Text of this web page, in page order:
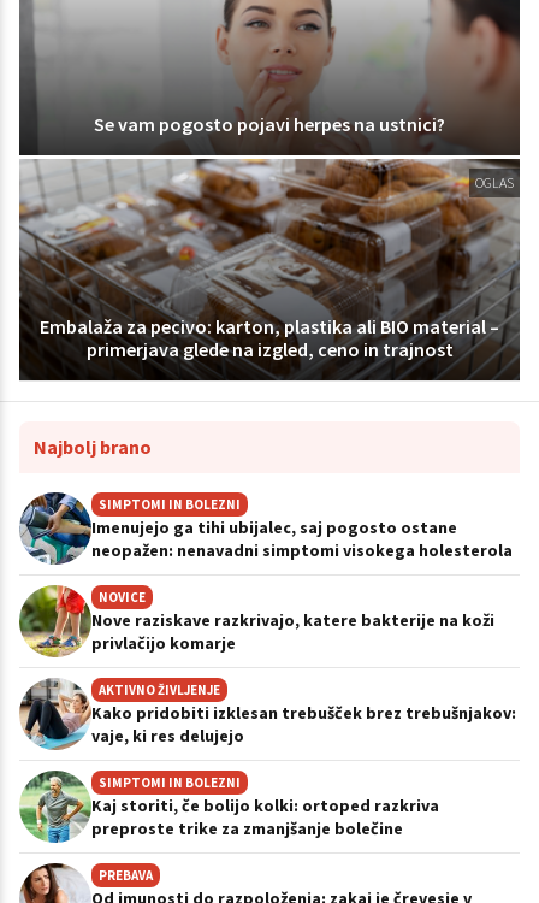
Se vam pogosto pojavi herpes na ustnici?
OGLAS
Embalaža za pecivo: karton, plastika ali BIO material –
primerjava glede na izgled, ceno in trajnost
Najbolj brano
SIMPTOMI IN BOLEZNI
Imenujejo ga tihi ubijalec, saj pogosto ostane
neopažen: nenavadni simptomi visokega holesterola
NOVICE
Nove raziskave razkrivajo, katere bakterije na koži
privlačijo komarje
AKTIVNO ŽIVLJENJE
Kako pridobiti izklesan trebušček brez trebušnjakov:
vaje, ki res delujejo
SIMPTOMI IN BOLEZNI
Kaj storiti, če bolijo kolki: ortoped razkriva
preproste trike za zmanjšanje bolečine
PREBAVA